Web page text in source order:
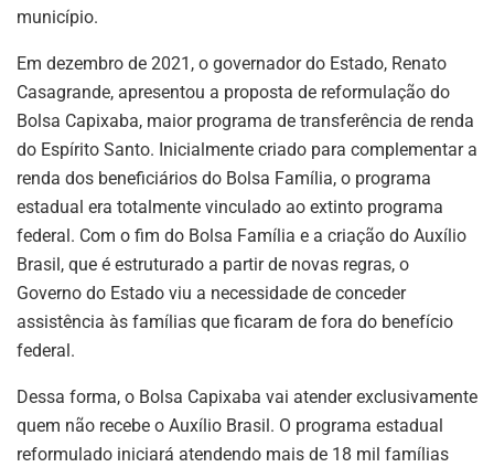
município.
Em dezembro de 2021, o governador do Estado, Renato
Casagrande, apresentou a proposta de reformulação do
Bolsa Capixaba, maior programa de transferência de renda
do Espírito Santo. Inicialmente criado para complementar a
renda dos beneficiários do Bolsa Família, o programa
estadual era totalmente vinculado ao extinto programa
federal. Com o fim do Bolsa Família e a criação do Auxílio
Brasil, que é estruturado a partir de novas regras, o
Governo do Estado viu a necessidade de conceder
assistência às famílias que ficaram de fora do benefício
federal.
Dessa forma, o Bolsa Capixaba vai atender exclusivamente
quem não recebe o Auxílio Brasil. O programa estadual
reformulado iniciará atendendo mais de 18 mil famílias